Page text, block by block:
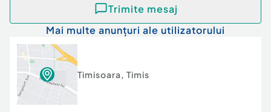
Confort:
Tip imobil: Bloc de apartamente
Număr Băi:1
Trimite mesaj
Mai multe anunțuri ale utilizatorului
Timisoara, Timis